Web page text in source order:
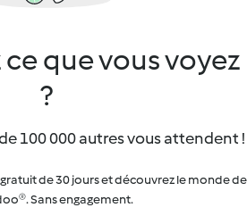
que vous voyez
?
100 000 autres vous attendent !
de 30 jours et découvrez le monde de
Sans engagement.